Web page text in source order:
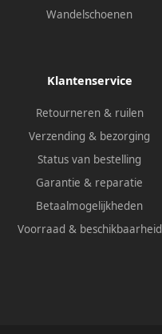
Wandelschoenen
Klantenservice
Retourneren & ruilen
Verzending & bezorging
Status van bestelling
Garantie & reparatie
Betaalmogelijkheden
Voorraad & beschikbaarheid